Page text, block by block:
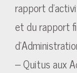
rapport
et du rapport
– Quitus aux